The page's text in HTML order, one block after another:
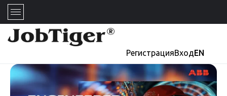
РегистрацияВходEN